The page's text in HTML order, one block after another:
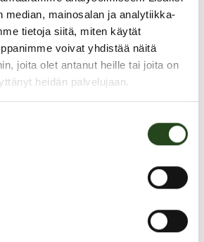
median, mainosalan ja analytiikka-
tietoja siitä, miten käytät
voivat yhdistää näitä
joita olet antanut heille tai joita on
heidän palvelujaan.
EI OLE ENÄÄ VOIMASSA